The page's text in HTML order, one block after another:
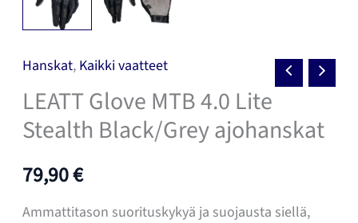
Hanskat, Kaikki vaatteet
LEATT Glove MTB 4.0 Lite
Stealth Black/Grey ajohanskat
79,90€
Ammattitason suorituskykyä ja suojausta siellä,